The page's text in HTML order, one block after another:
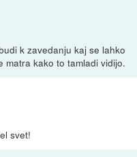
k zavedanju kaj se lahko
matra kako to tamladi vidijo.
svet!